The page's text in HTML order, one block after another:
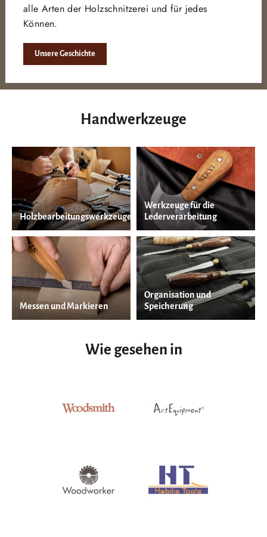
alle Arten der Holzschnitzerei und für jedes
Können.
Unsere Geschichte
Handwerkzeuge
Holzbearbeitungswerkzeuge
Werkzeuge für die
Lederverarbeitung
Messen und Markieren
Organisation und
Speicherung
Wie gesehen in